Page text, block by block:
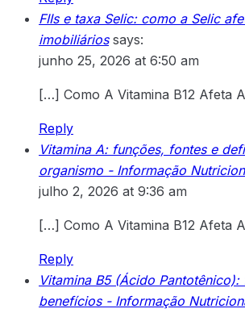
FIIs e taxa Selic: como a Selic
imobiliários says:
junho 25, 2026 at 6:50 am
[…] Como A Vitamina B12 Afeta
Reply
Vitamina A: funções, fontes e
organismo - Informação
julho 2, 2026 at 9:36 am
[…] Como A Vitamina B12 Afeta
Reply
Vitamina B5 (Ácido
benefícios - Informação